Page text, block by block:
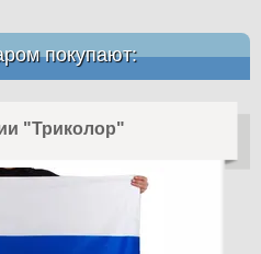
покупают:
"Триколор"